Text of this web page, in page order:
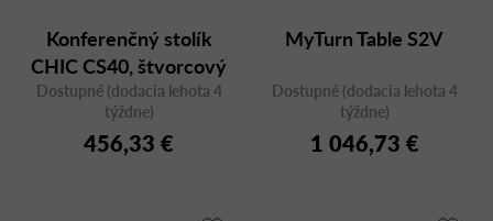
Konferenčný stolík
CHIC CS40, štvorcový
Dostupné (dodacia lehota 4
týždne)
456,33 €
MyTurn Table S2V
Dostupné (dodacia lehota 4
týždne)
1 046,73 €